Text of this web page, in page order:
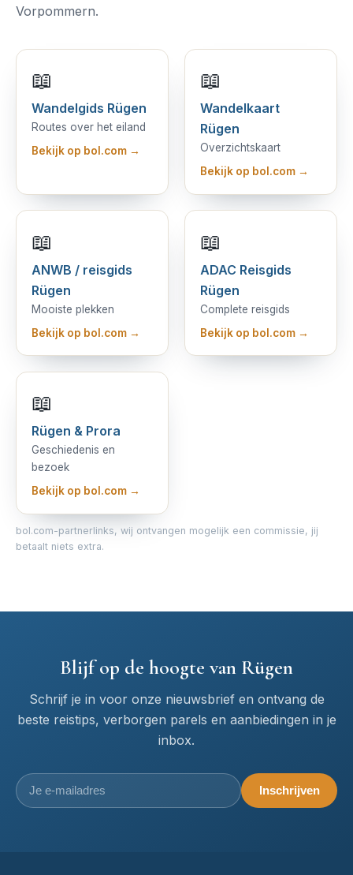
Vorpommern.
📖
Wandelgids Rügen
Routes over het eiland
Bekijk op bol.com →
📖
Wandelkaart
Rügen
Overzichtskaart
Bekijk op bol.com →
📖
ANWB / reisgids
Rügen
Mooiste plekken
Bekijk op bol.com →
📖
ADAC Reisgids
Rügen
Complete reisgids
Bekijk op bol.com →
📖
Rügen & Prora
Geschiedenis en
bezoek
Bekijk op bol.com →
bol.com-partnerlinks, wij ontvangen mogelijk een commissie, jij
betaalt niets extra.
Blijf op de hoogte van Rügen
Schrijf je in voor onze nieuwsbrief en ontvang de
beste reistips, verborgen parels en aanbiedingen in je
inbox.
Inschrijven